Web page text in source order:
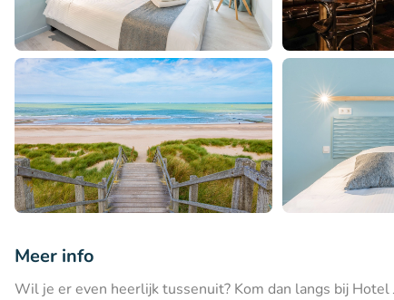
Meer info
Wil je er even heerlijk tussenuit? Kom dan langs bij